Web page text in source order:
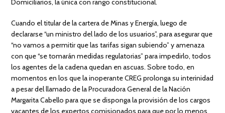
Domiciliarios, la única con rango constitucional.
Cuando el titular de la cartera de Minas y Energía, luego de
declararse “un ministro del lado de los usuarios”, para asegurar que
“no vamos a permitir que las tarifas sigan subiendo” y amenaza
con que “se tomarán medidas regulatorias” para impedirlo, todos
los agentes de la cadena quedan en ascuas. Sobre todo, en
momentos en los que la inoperante CREG prolonga su interinidad
a pesar del llamado de la Procuradora General de la Nación
Margarita Cabello para que se disponga la provisión de los cargos
vacantes de los expertos comisionados para que por lo menos